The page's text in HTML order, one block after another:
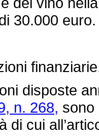
30.000 euro.
disposte
n. 268, sono
di cui